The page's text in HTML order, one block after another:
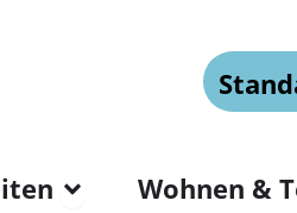
OpenWohnen &